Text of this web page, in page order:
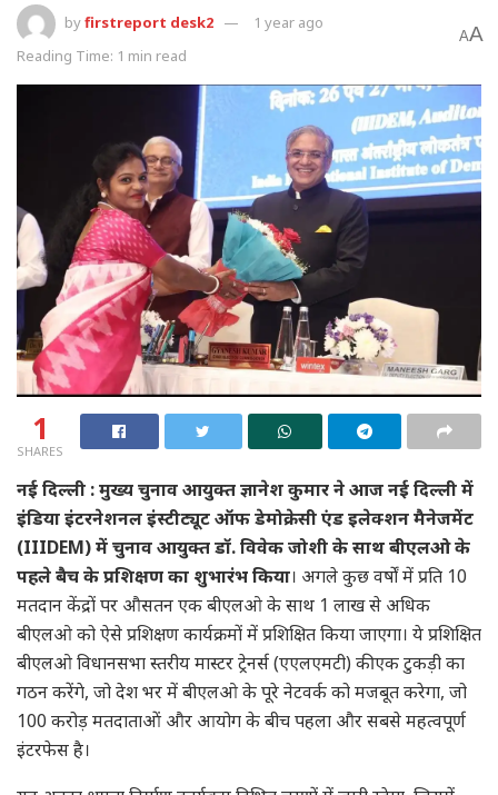
byfirstreport desk2
1 year ago
Reading Time: 1 min read
AA
1
SHARES
नई दिल्ली : मुख्य चुनाव आयुक्त ज्ञानेश कुमार ने आज नई दिल्ली में
इंडिया इंटरनेशनल इंस्टीट्यूट ऑफ डेमोक्रेसी एंड इलेक्शन मैनेजमेंट
(IIIDEM) में चुनाव आयुक्त डॉ. विवेक जोशी के साथ बीएलओ के
पहले बैच के प्रशिक्षण का शुभारंभ किया। अगले कुछ वर्षों में प्रति 10
मतदान केंद्रों पर औसतन एक बीएलओ के साथ 1 लाख से अधिक
बीएलओ को ऐसे प्रशिक्षण कार्यक्रमों में प्रशिक्षित किया जाएगा। ये प्रशिक्षित
बीएलओ विधानसभा स्तरीय मास्टर ट्रेनर्स (एएलएमटी) की एक टुकड़ी का
गठन करेंगे, जो देश भर में बीएलओ के पूरे नेटवर्क को मजबूत करेगा, जो
100 करोड़ मतदाताओं और आयोग के बीच पहला और सबसे महत्वपूर्ण
इंटरफेस है।